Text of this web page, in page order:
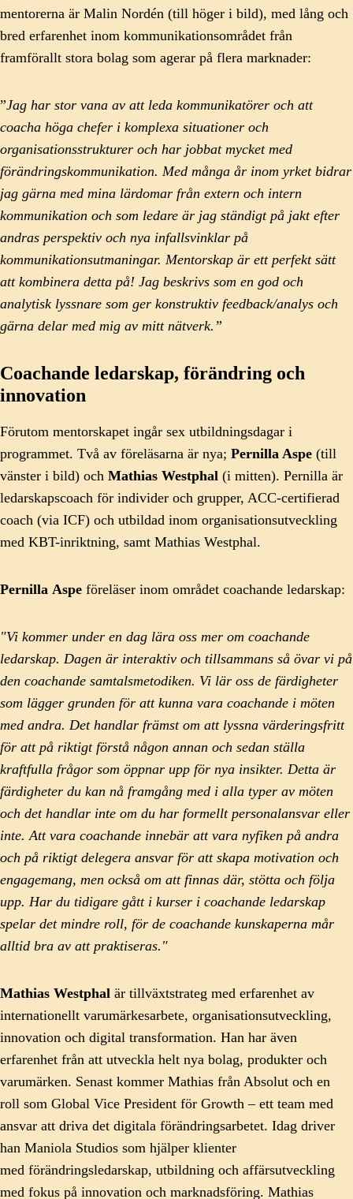
mentorerna är Malin Nordén (till höger i bild), med lång och
bred erfarenhet inom kommunikationsområdet från
framförallt stora bolag som agerar på flera marknader:
”Jag har stor vana av att leda kommunikatörer och att
coacha höga chefer i komplexa situationer och
organisationsstrukturer och har jobbat mycket med
förändringskommunikation. Med många år inom yrket bidrar
jag gärna med mina lärdomar från extern och intern
kommunikation och som ledare är jag ständigt på jakt efter
andras perspektiv och nya infallsvinklar på
kommunikationsutmaningar. Mentorskap är ett perfekt sätt
att kombinera detta på! Jag beskrivs som en god och
analytisk lyssnare som ger konstruktiv feedback/analys och
gärna delar med mig av mitt nätverk.”
Coachande ledarskap, förändring och
innovation
Förutom mentorskapet ingår sex utbildningsdagar i
programmet. Två av föreläsarna är nya; Pernilla Aspe (till
vänster i bild) och Mathias Westphal (i mitten). Pernilla är
ledarskapscoach för individer och grupper, ACC-certifierad
coach (via ICF) och utbildad inom organisationsutveckling
med KBT-inriktning, samt Mathias Westphal.
Pernilla Aspe föreläser inom området coachande ledarskap:
"Vi kommer under en dag lära oss mer om coachande
ledarskap. Dagen är interaktiv och tillsammans så övar vi på
den coachande samtalsmetodiken. Vi lär oss de färdigheter
som lägger grunden för att kunna vara coachande i möten
med andra. Det handlar främst om att lyssna värderingsfritt
för att på riktigt förstå någon annan och sedan ställa
kraftfulla frågor som öppnar upp för nya insikter. Detta är
färdigheter du kan nå framgång med i alla typer av möten
och det handlar inte om du har formellt personalansvar eller
inte. Att vara coachande innebär att vara nyfiken på andra
och på riktigt delegera ansvar för att skapa motivation och
engagemang, men också om att finnas där, stötta och följa
upp. Har du tidigare gått i kurser i coachande ledarskap
spelar det mindre roll, för de coachande kunskaperna mår
alltid bra av att praktiseras."
Mathias Westphal är tillväxtstrateg med erfarenhet av
internationellt varumärkesarbete, organisationsutveckling,
innovation och digital transformation. Han har även
erfarenhet från att utveckla helt nya bolag, produkter och
varumärken. Senast kommer Mathias från Absolut och en
roll som Global Vice President för Growth – ett team med
ansvar att driva det digitala förändringsarbetet. Idag driver
han Maniola Studios som hjälper klienter
med förändringsledarskap, utbildning och affärsutveckling
med fokus på innovation och marknadsföring. Mathias